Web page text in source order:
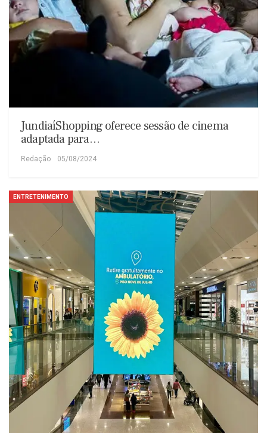
JundiaíShopping oferece sessão de cinema
adaptada para…
Redação 05/08/2024
ENTRETENIMENTO